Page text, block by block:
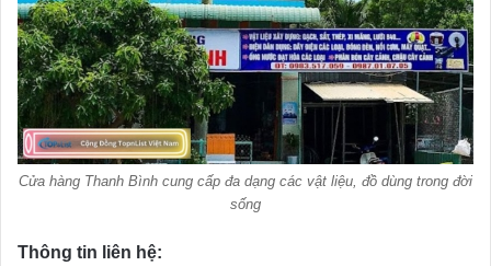
Cửa hàng Thanh Bình cung cấp đa dạng các vật liệu, đồ dùng trong đời
sống
Thông tin liên hệ: